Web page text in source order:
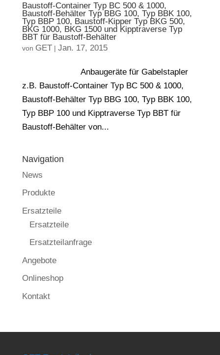
Baustoff-Container Typ BC 500 & 1000,
Baustoff-Behälter Typ BBG 100, Typ BBK 100,
Typ BBP 100, Baustoff-Kipper Typ BKG 500,
BKG 1000, BKG 1500 und Kipptraverse Typ
BBT für Baustoff-Behälter
von GET| Jan. 17, 2015
Anbaugeräte für Gabelstapler
z.B. Baustoff-Container Typ BC 500 & 1000,
Baustoff-Behälter Typ BBG 100, Typ BBK 100,
Typ BBP 100 und Kipptraverse Typ BBT für
Baustoff-Behälter von...
Navigation
News
Produkte
Ersatzteile
Ersatzteile
Ersatzteilanfrage
Angebote
Onlineshop
Kontakt